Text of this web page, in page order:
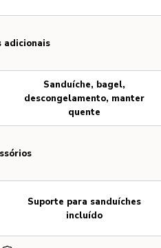
adicionais
Sanduíche, bagel,
descongelamento, manter
quente
Suporte para sanduíches
incluído